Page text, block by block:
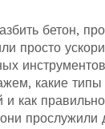
бетон,
просто
какие
и как
прослужили